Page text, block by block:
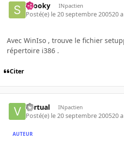
snooky INpactien
Posté(e) le 20 septembre 200520 a
Avec WinIso , trouve le fichier
répertoire i386 .
Citer
Vyrtual INpactien
Posté(e) le 20 septembre 200520 a
AUTEUR